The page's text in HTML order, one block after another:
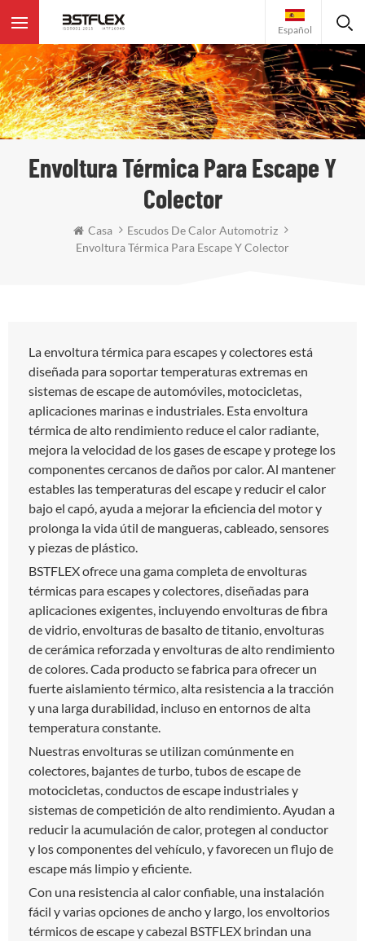
Español
Envoltura Térmica Para Escape Y
Colector
Casa
Escudos De Calor Automotriz
Envoltura Térmica Para Escape Y Colector
La envoltura térmica para escapes y colectores está
diseñada para soportar temperaturas extremas en
sistemas de escape de automóviles, motocicletas,
aplicaciones marinas e industriales. Esta envoltura
térmica de alto rendimiento reduce el calor radiante,
mejora la velocidad de los gases de escape y protege los
componentes cercanos de daños por calor. Al mantener
estables las temperaturas del escape y reducir el calor
bajo el capó, ayuda a mejorar la eficiencia del motor y
prolonga la vida útil de mangueras, cableado, sensores
y piezas de plástico.
BSTFLEX ofrece una gama completa de envolturas
térmicas para escapes y colectores, diseñadas para
aplicaciones exigentes, incluyendo envolturas de fibra
de vidrio, envolturas de basalto de titanio, envolturas
de cerámica reforzada y envolturas de alto rendimiento
de colores. Cada producto se fabrica para ofrecer un
fuerte aislamiento térmico, alta resistencia a la tracción
y una larga durabilidad, incluso en entornos de alta
temperatura constante.
Nuestras envolturas se utilizan comúnmente en
colectores, bajantes de turbo, tubos de escape de
motocicletas, conductos de escape industriales y
sistemas de competición de alto rendimiento. Ayudan a
reducir la acumulación de calor, protegen al conductor
y los componentes del vehículo, y favorecen un flujo de
escape más limpio y eficiente.
Con una resistencia al calor confiable, una instalación
fácil y varias opciones de ancho y largo, los envoltorios
térmicos de escape y cabezal BSTFLEX brindan una